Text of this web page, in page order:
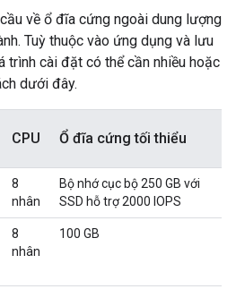
về ổ đĩa cứng ngoài dung lượng
Tuỳ thuộc vào ứng dụng và lưu
trình cài đặt có thể cần nhiều hoặc
dưới đây.
CPU Ổ đĩa cứng tối thiểu
8
nhân
Bộ nhớ cục bộ 250 GB với
SSD hỗ trợ 2000 IOPS
8
nhân
100 GB